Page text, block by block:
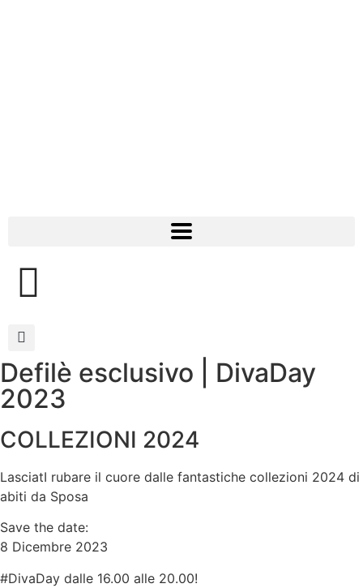
Defilè esclusivo | DivaDay
2023
COLLEZIONI 2024
LasciatI rubare il cuore dalle fantastiche collezioni 2024 di
abiti da Sposa
Save the date:
8 Dicembre 2023
#DivaDay dalle 16.00 alle 20.00!